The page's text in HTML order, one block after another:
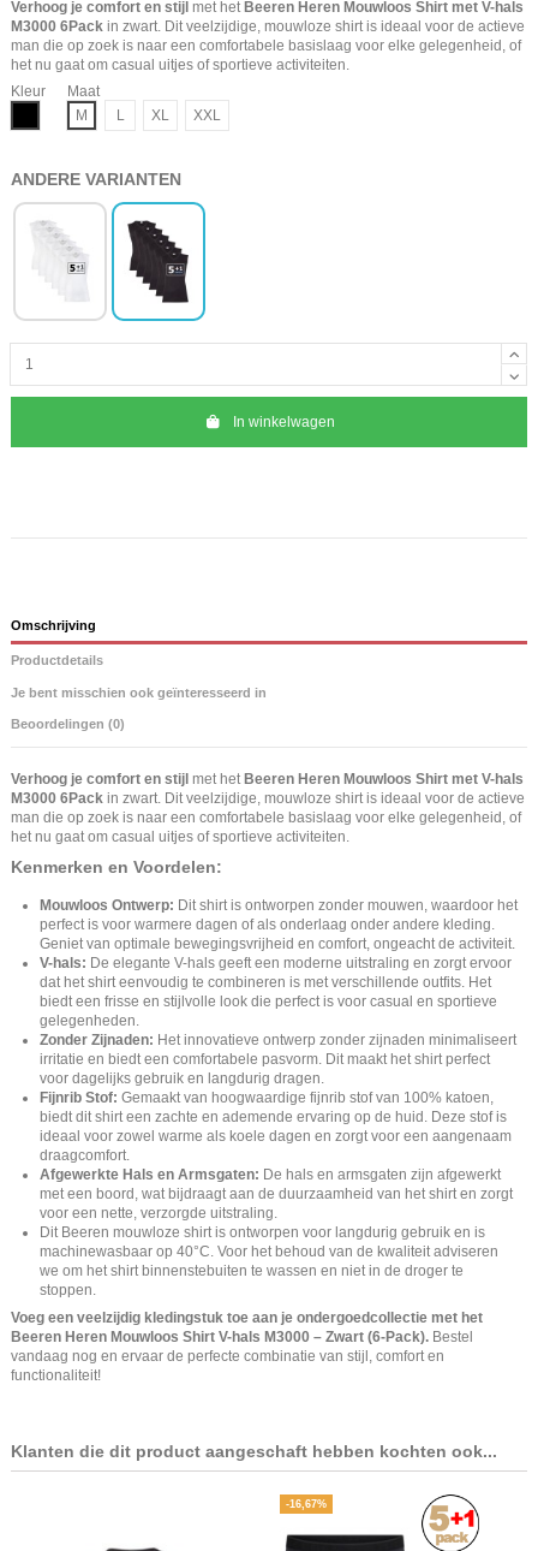
Verhoog je comfort en stijl met het Beeren Heren Mouwloos Shirt met V-hals
M3000 6Pack in zwart. Dit veelzijdige, mouwloze shirt is ideaal voor de actieve
man die op zoek is naar een comfortabele basislaag voor elke gelegenheid, of
het nu gaat om casual uitjes of sportieve activiteiten.
Kleur
Maat
M
L XL XXL
ANDERE VARIANTEN
In winkelwagen
Omschrijving
Productdetails
Je bent misschien ook geïnteresseerd in
Beoordelingen (0)
Verhoog je comfort en stijl met het Beeren Heren Mouwloos Shirt met V-hals
M3000 6Pack in zwart. Dit veelzijdige, mouwloze shirt is ideaal voor de actieve
man die op zoek is naar een comfortabele basislaag voor elke gelegenheid, of
het nu gaat om casual uitjes of sportieve activiteiten.
Kenmerken en Voordelen:
Mouwloos Ontwerp: Dit shirt is ontworpen zonder mouwen, waardoor het
perfect is voor warmere dagen of als onderlaag onder andere kleding.
Geniet van optimale bewegingsvrijheid en comfort, ongeacht de activiteit.
V-hals: De elegante V-hals geeft een moderne uitstraling en zorgt ervoor
dat het shirt eenvoudig te combineren is met verschillende outfits. Het
biedt een frisse en stijlvolle look die perfect is voor casual en sportieve
gelegenheden.
Zonder Zijnaden: Het innovatieve ontwerp zonder zijnaden minimaliseert
irritatie en biedt een comfortabele pasvorm. Dit maakt het shirt perfect
voor dagelijks gebruik en langdurig dragen.
Fijnrib Stof: Gemaakt van hoogwaardige fijnrib stof van 100% katoen,
biedt dit shirt een zachte en ademende ervaring op de huid. Deze stof is
ideaal voor zowel warme als koele dagen en zorgt voor een aangenaam
draagcomfort.
Afgewerkte Hals en Armsgaten: De hals en armsgaten zijn afgewerkt
met een boord, wat bijdraagt aan de duurzaamheid van het shirt en zorgt
voor een nette, verzorgde uitstraling.
Dit Beeren mouwloze shirt is ontworpen voor langdurig gebruik en is
machinewasbaar op 40°C. Voor het behoud van de kwaliteit adviseren
we om het shirt binnenstebuiten te wassen en niet in de droger te
stoppen.
Voeg een veelzijdig kledingstuk toe aan je ondergoedcollectie met het
Beeren Heren Mouwloos Shirt V-hals M3000 – Zwart (6-Pack). Bestel
vandaag nog en ervaar de perfecte combinatie van stijl, comfort en
functionaliteit!
Klanten die dit product aangeschaft hebben kochten ook...
-16,67%